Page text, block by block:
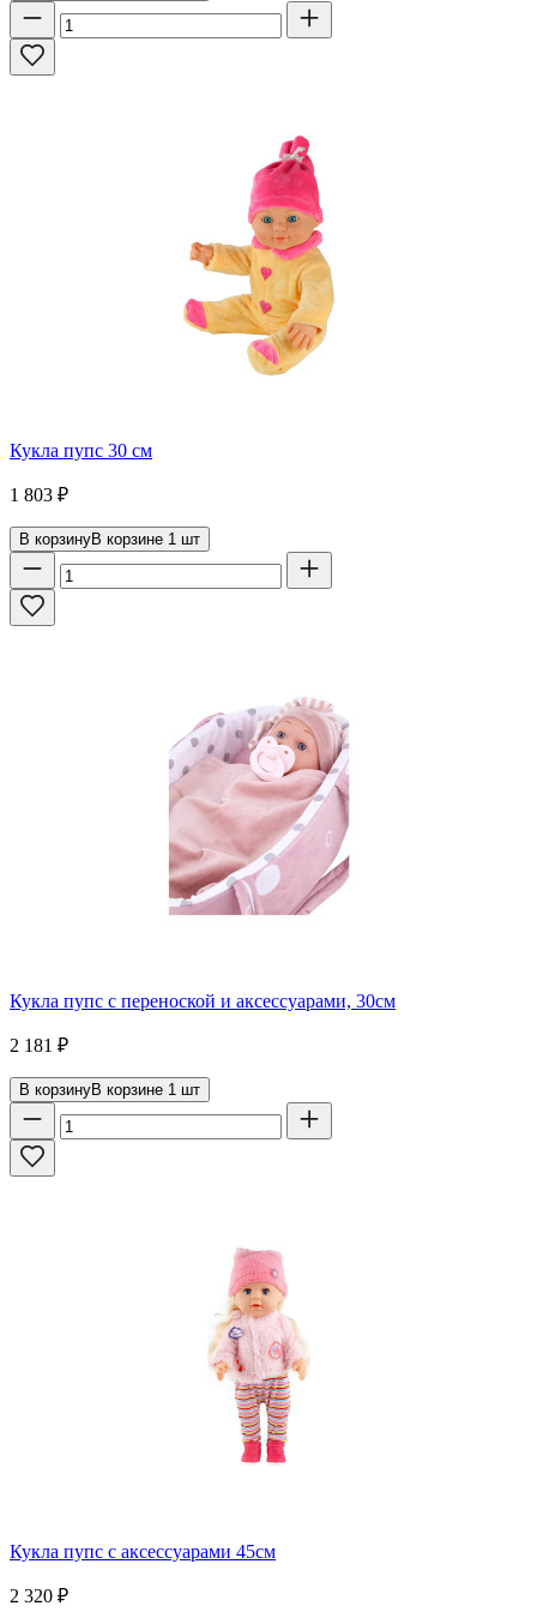
Кукла пупс 30 см
1 803 ₽
В корзинуВ корзине 1 шт
Кукла пупс с переноской и аксессуарами, 30см
2 181 ₽
В корзинуВ корзине 1 шт
Кукла пупс с аксессуарами 45см
2 320 ₽